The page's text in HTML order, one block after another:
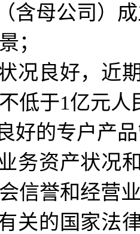
含母公司）
；
况良好，近
低于1亿元
好的专户产
务资产状况
信誉和经营
关的国家法